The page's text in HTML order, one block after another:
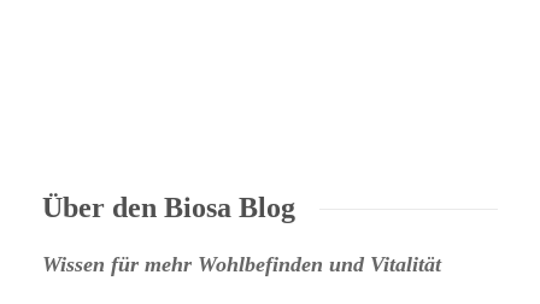
Über den Biosa Blog
Wissen für mehr Wohlbefinden und Vitalität